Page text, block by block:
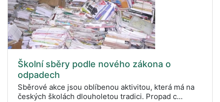
Školní sběry podle nového zákona o
odpadech
Sběrové akce jsou oblíbenou aktivitou, která má na
českých školách dlouholetou tradici. Propad c...